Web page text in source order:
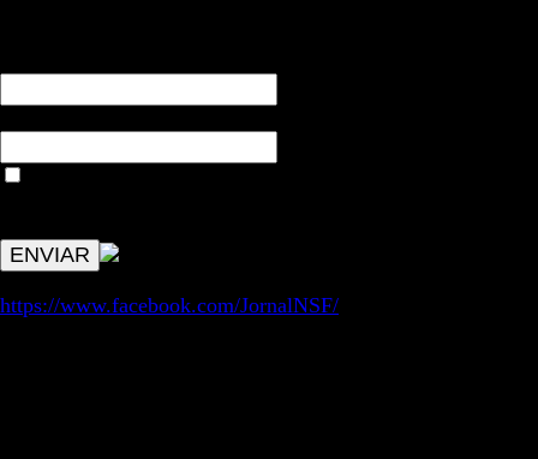
https://www.facebook.com/JornalNSF/